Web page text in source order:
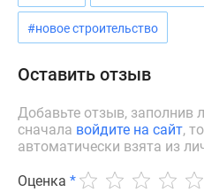
проекте
Контакты
Дзен
места
#новое строительство
Оставить отзыв
Добавьте отзыв, заполнив
сначала войдите на сайт,
автоматически взята из
Оценка *